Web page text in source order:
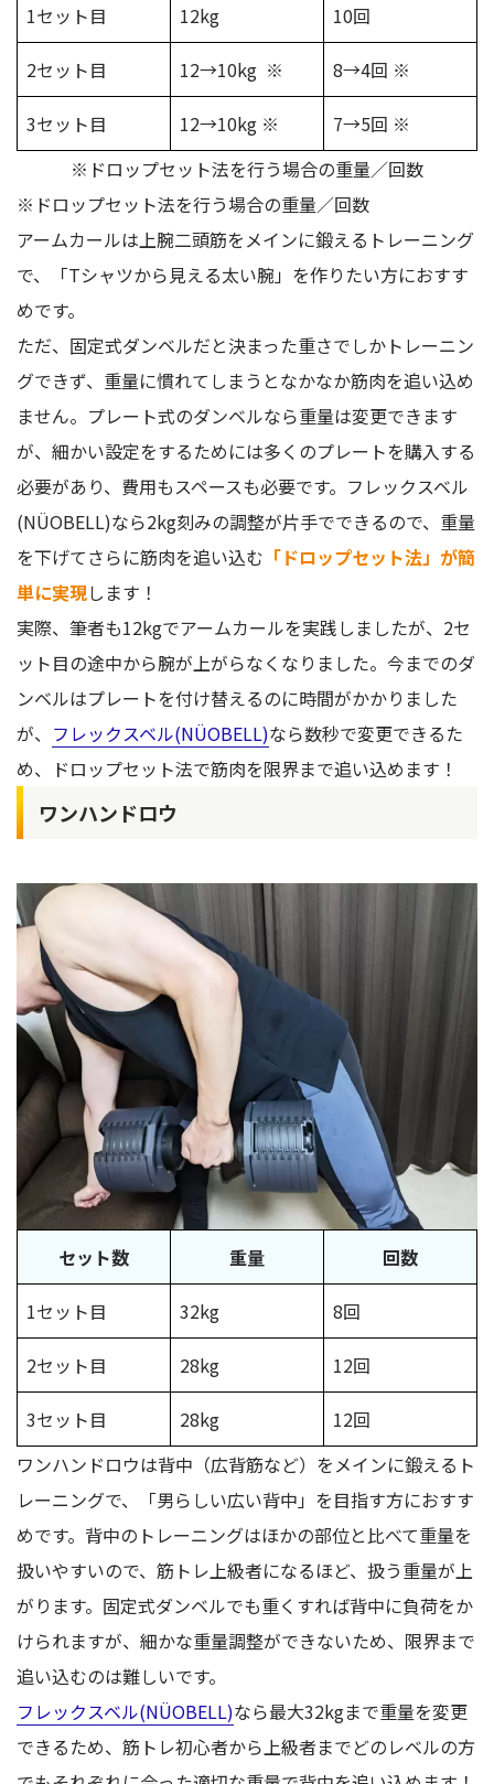
1セット目 12kg 10回
2セット目 12→10kg ※ 8→4回 ※
3セット目 12→10kg ※
7→5回 ※
※ドロップセット法を行う場合の重量／回数
※ドロップセット法を行う場合の重量／回数
アームカールは上腕二頭筋をメインに鍛えるトレーニング
で、「Tシャツから見える太い腕」を作りたい方におすす
めです。
ただ、固定式ダンベルだと決まった重さでしかトレーニン
グできず、重量に慣れてしまうとなかなか筋肉を追い込め
ません。プレート式のダンベルなら重量は変更できます
が、細かい設定をするためには多くのプレートを購入する
必要があり、費用もスペースも必要です。フレックスベル
(NÜOBELL)なら2kg刻みの調整が片手でできるので、重量
を下げてさらに筋肉を追い込む 「ドロップセット法」が簡
単に実現します！
実際、筆者も12kgでアームカールを実践しましたが、2セ
ット目の途中から腕が上がらなくなりました。今までのダ
ンベルはプレートを付け替えるのに時間がかかりました
が、 フレックスベル(NÜOBELL)なら数秒で変更できるた
め、ドロップセット法で筋肉を限界まで追い込めます！
ワンハンドロウ
セット数 重量 回数
1セット目 32kg 8回
2セット目 28kg 12回
3セット目 28kg
12回
ワンハンドロウは背中（広背筋など）をメインに鍛えるト
レーニングで、「男らしい広い背中」を目指す方におすす
めです。背中のトレーニングはほかの部位と比べて重量を
扱いやすいので、筋トレ上級者になるほど、扱う重量が上
がります。固定式ダンベルでも重くすれば背中に負荷をか
けられますが、細かな重量調整ができないため、限界まで
追い込むのは難しいです。
フレックスベル(NÜOBELL)なら最大32kgまで重量を変更
できるため、筋トレ初心者から上級者までどのレベルの方